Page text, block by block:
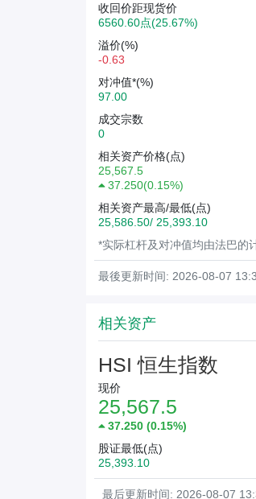
收回价距现货价
6560.60点(25.67%)
溢价(%)
-0.63
对冲值*(%)
97.00
成交宗数
0
相关资产价格(点)
25,567.5
37.250(0.15%)
相关资产最高/最低(点)
25,586.50/ 25,393.10
*实际杠杆及对冲值均由法巴的
最後更新时间: 2026-08-07
相关资产
HSI 恒生指数
现价
25,567.5
37.250 (0.15%)
股证最低(点)
25,393.10
最后更新时间: 2026-08-07